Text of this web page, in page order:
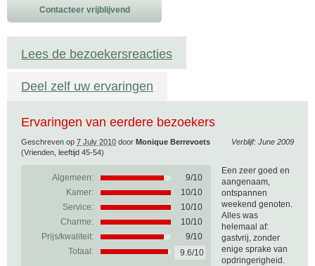
Contacteer vrijblijvend
Lees de bezoekersreacties
Deel zelf uw ervaringen
Ervaringen van eerdere bezoekers
Verblijf: June 2009
Geschreven op 7 July 2010 door Monique Berrevoets
(Vrienden, leeftijd 45-54)
Algemeen: 9/10
Kamer:
10/10
Service:
10/10
Charme:
10/10
Prijs/kwaliteit:
9/10
Totaal:
9.6/10
Een zeer goed en
aangenaam,
ontspannen
weekend genoten.
Alles was
helemaal af:
gastvrij, zonder
enige sprake van
opdringerigheid.